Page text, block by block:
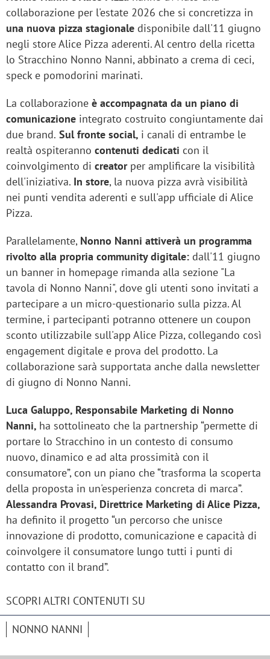
collaborazione per l'estate 2026 che si concretizza in
una nuova pizza stagionale disponibile dall'11 giugno
negli store Alice Pizza aderenti. Al centro della ricetta
lo Stracchino Nonno Nanni, abbinato a crema di ceci,
speck e pomodorini marinati.
La collaborazione è accompagnata da un piano di
comunicazione integrato costruito congiuntamente dai
due brand. Sul fronte social, i canali di entrambe le
realtà ospiteranno contenuti dedicati con il
coinvolgimento di creator per amplificare la visibilità
dell'iniziativa. In store, la nuova pizza avrà visibilità
nei punti vendita aderenti e sull'app ufficiale di Alice
Pizza.
Parallelamente, Nonno Nanni attiverà un programma
rivolto alla propria community digitale: dall'11 giugno
un banner in homepage rimanda alla sezione "La
tavola di Nonno Nanni", dove gli utenti sono invitati a
partecipare a un micro-questionario sulla pizza. Al
termine, i partecipanti potranno ottenere un coupon
sconto utilizzabile sull'app Alice Pizza, collegando così
engagement digitale e prova del prodotto. La
collaborazione sarà supportata anche dalla newsletter
di giugno di Nonno Nanni.
Luca Galuppo, Responsabile Marketing di Nonno
Nanni, ha sottolineato che la partnership “permette di
portare lo Stracchino in un contesto di consumo
nuovo, dinamico e ad alta prossimità con il
consumatore”, con un piano che “trasforma la scoperta
della proposta in un'esperienza concreta di marca”.
Alessandra Provasi, Direttrice Marketing di Alice Pizza,
ha definito il progetto “un percorso che unisce
innovazione di prodotto, comunicazione e capacità di
coinvolgere il consumatore lungo tutti i punti di
contatto con il brand”.
SCOPRI ALTRI CONTENUTI SU
NONNO NANNI